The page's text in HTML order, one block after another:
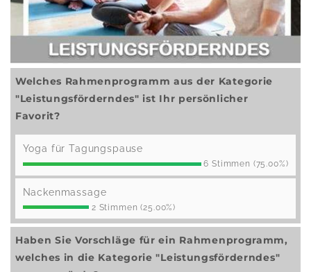
Welches Rahmenprogramm aus der Kategorie
"Leistungsförderndes" ist Ihr persönlicher
Favorit?
Yoga für Tagungspause
6 Stimmen (75.00%)
Nackenmassage
2 Stimmen (25.00%)
Haben Sie Vorschläge für ein Rahmenprogramm,
welches in die Kategorie "Leistungsförderndes"